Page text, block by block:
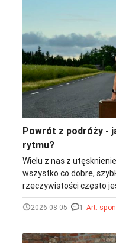
Powrót z podróży -
rytmu?
Wielu z nas z
wszystko co dobre,
rzeczywistości często
jednak skutecznie
w swój rytm ze zdwojoną
2026-08-05 1 Art.